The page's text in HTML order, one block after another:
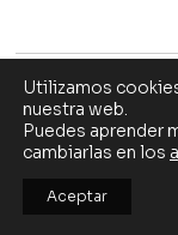
Utilizamos
nuestra web.
Puedes aprender
cambiarlas en los
Aceptar